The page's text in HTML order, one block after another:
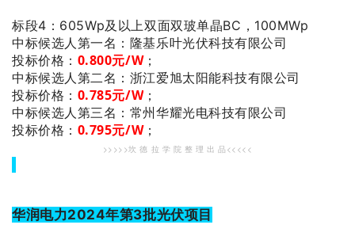
标段4：605Wp及以上双面双玻单晶BC，100MWp
中标候选人第一名 ：隆基乐叶光伏科技有限公司
投标价格： 0.800元/W；
中标候选人第二名 ：浙江爱旭太阳能科技有限公司
投标价格： 0.785元/W ；
中标候选人第三名 ：常州华耀光电科技有限公司
投标价格： 0.795元/W；
>>>>>坎 德 拉 学 院 整 理 出 品<<<<<
华润电力2024年第3批光伏项目